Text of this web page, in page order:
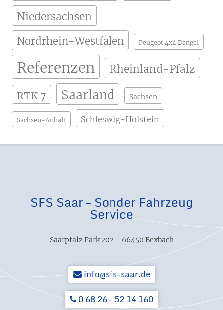
Niedersachsen
Nordrhein-Westfalen Peugeot 4x4 Dangel
Referenzen Rheinland-Pfalz
RTK 7 Saarland Sachsen
Sachsen-Anhalt Schleswig-Holstein
SFS Saar – Sonder Fahrzeug
Service
Saarpfalz Park 202 – 66450 Bexbach
info@sfs-saar.de
0 68 26 – 52 14 160